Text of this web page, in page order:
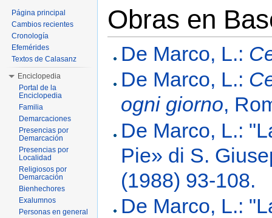
Obras en
De Marco, L.:
De Marco, L.:
ogni giorno,
De Marco, L.:
Pie» di S.
(1988) 93-108.
De Marco, L.:
Página principal
Cambios recientes
Cronología
Efemérides
Textos de Calasanz
Enciclopedia
Portal de la
Enciclopedia
Familia
Demarcaciones
Presencias por
Demarcación
Presencias por
Localidad
Religiosos por
Demarcación
Bienhechores
Exalumnos
Personas en general